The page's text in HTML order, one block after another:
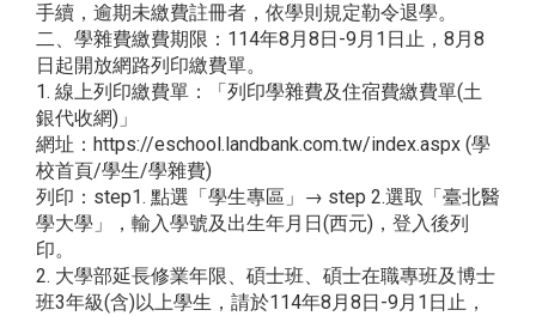
手續，逾期未繳費註冊者，依學則規定勒令退學。
二、學雜費繳費期限：114年8月8日-9月1日止，8月8
日起開放網路列印繳費單。
1. 線上列印繳費單：「列印學雜費及住宿費繳費單(土
銀代收網)」
網址：https://eschool.landbank.com.tw/index.aspx (學
校首頁/學生/學雜費)
列印：step1. 點選「學生專區」→ step 2.選取「臺北醫
學大學」，輸入學號及出生年月日(西元)，登入後列
印。
2. 大學部延長修業年限、碩士班、碩士在職專班及博士
班3年級(含)以上學生，請於114年8月8日-9月1日止，